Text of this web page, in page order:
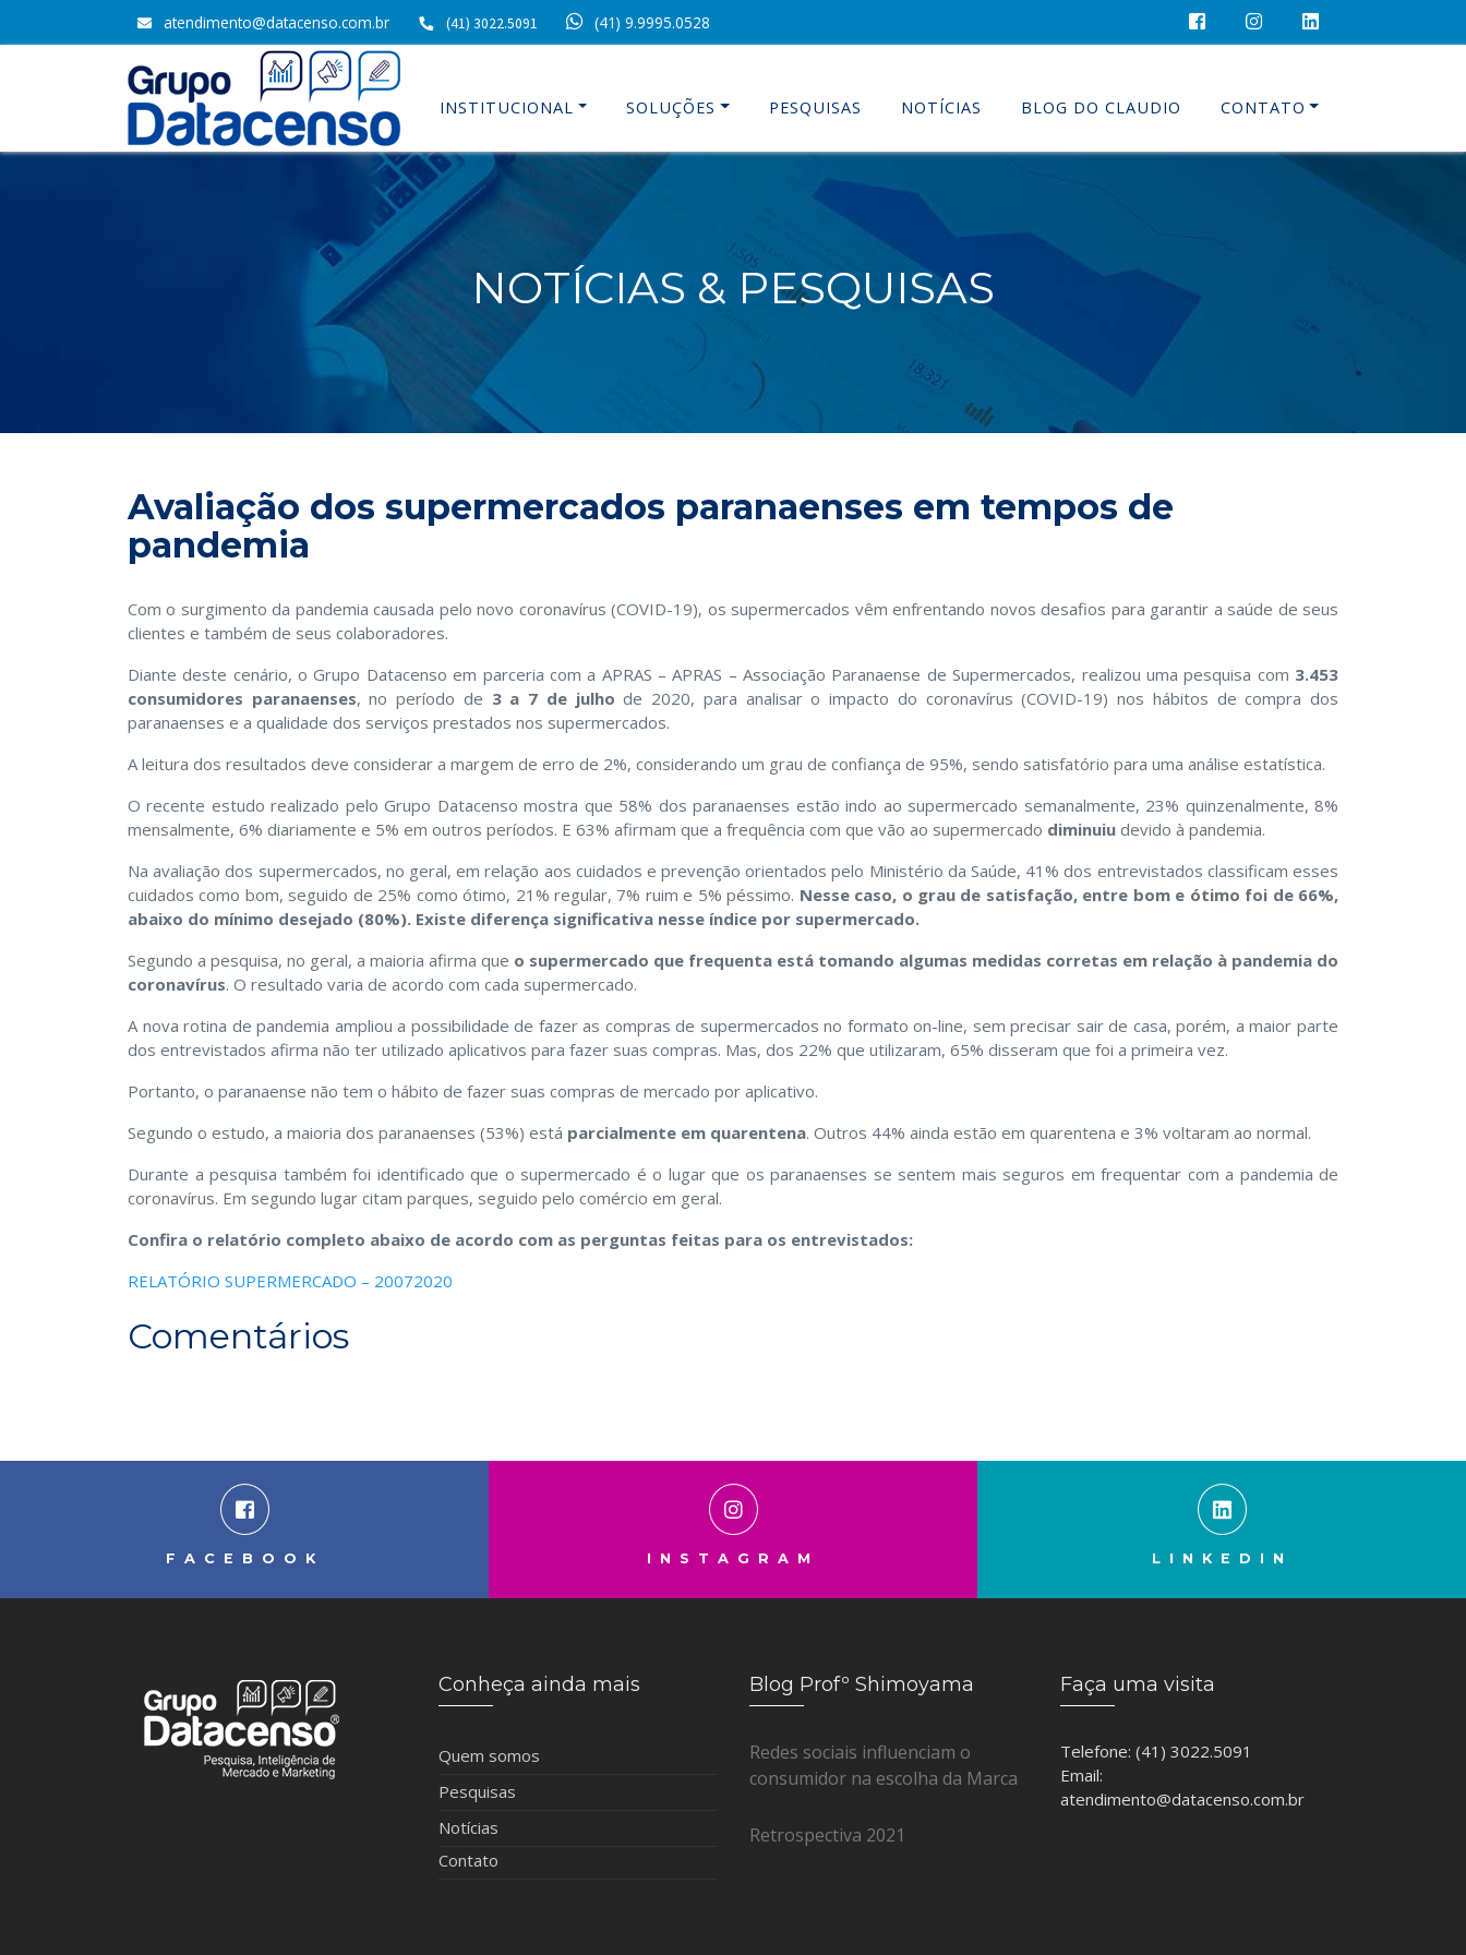
atendimento@datacenso.com.br (41) 3022.5091 (41) 9.9995.0528
INSTITUCIONAL SOLUÇÕES PESQUISAS NOTÍCIAS BLOG DO CLAUDIO CONTATO
NOTÍCIAS & PESQUISAS
Avaliação dos supermercados paranaenses em tempos de
pandemia
Com o surgimento da pandemia causada pelo novo coronavírus (COVID-19), os supermercados vêm enfrentando novos desafios para garantir a saúde de seus
clientes e também de seus colaboradores.
Diante deste cenário, o Grupo Datacenso em parceria com a APRAS – APRAS – Associação Paranaense de Supermercados, realizou uma pesquisa com 3.453
consumidores paranaenses, no período de 3 a 7 de julho de 2020, para analisar o impacto do coronavírus (COVID-19) nos hábitos de compra dos
paranaenses e a qualidade dos serviços prestados nos supermercados.
A leitura dos resultados deve considerar a margem de erro de 2%, considerando um grau de confiança de 95%, sendo satisfatório para uma análise estatística.
O recente estudo realizado pelo Grupo Datacenso mostra que 58% dos paranaenses estão indo ao supermercado semanalmente, 23% quinzenalmente, 8%
mensalmente, 6% diariamente e 5% em outros períodos. E 63% afirmam que a frequência com que vão ao supermercado diminuiu devido à pandemia.
Na avaliação dos supermercados, no geral, em relação aos cuidados e prevenção orientados pelo Ministério da Saúde, 41% dos entrevistados classificam esses
cuidados como bom, seguido de 25% como ótimo, 21% regular, 7% ruim e 5% péssimo. Nesse caso, o grau de satisfação, entre bom e ótimo foi de 66%,
abaixo do mínimo desejado (80%). Existe diferença significativa nesse índice por supermercado.
Segundo a pesquisa, no geral, a maioria afirma que o supermercado que frequenta está tomando algumas medidas corretas em relação à pandemia do
coronavírus. O resultado varia de acordo com cada supermercado.
A nova rotina de pandemia ampliou a possibilidade de fazer as compras de supermercados no formato on-line, sem precisar sair de casa, porém, a maior parte
dos entrevistados afirma não ter utilizado aplicativos para fazer suas compras. Mas, dos 22% que utilizaram, 65% disseram que foi a primeira vez.
Portanto, o paranaense não tem o hábito de fazer suas compras de mercado por aplicativo.
Segundo o estudo, a maioria dos paranaenses (53%) está parcialmente em quarentena. Outros 44% ainda estão em quarentena e 3% voltaram ao normal.
Durante a pesquisa também foi identificado que o supermercado é o lugar que os paranaenses se sentem mais seguros em frequentar com a pandemia de
coronavírus. Em segundo lugar citam parques, seguido pelo comércio em geral.
Confira o relatório completo abaixo de acordo com as perguntas feitas para os entrevistados:
RELATÓRIO SUPERMERCADO – 20072020
Comentários
FACEBOOK INSTAGRAM LINKEDIN
Conheça ainda mais
Quem somos
Pesquisas
Notícias
Contato
Blog Profº Shimoyama
Redes sociais influenciam o
consumidor na escolha da Marca
Retrospectiva 2021
Faça uma visita
Telefone: (41) 3022.5091
Email:
atendimento@datacenso.com.br